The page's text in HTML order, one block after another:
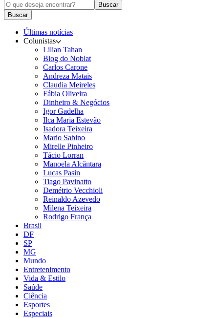
Buscar
Buscar
Últimas notícias
Colunistas
Lilian Tahan
Blog do Noblat
Carlos Carone
Andreza Matais
Claudia Meireles
Fábia Oliveira
Dinheiro & Negócios
Igor Gadelha
Ilca Maria Estevão
Isadora Teixeira
Mario Sabino
Mirelle Pinheiro
Tácio Lorran
Manoela Alcântara
Lucas Pasin
Tiago Pavinatto
Demétrio Vecchioli
Reinaldo Azevedo
Milena Teixeira
Rodrigo França
Brasil
DF
SP
MG
Mundo
Entretenimento
Vida & Estilo
Saúde
Ciência
Esportes
Especiais